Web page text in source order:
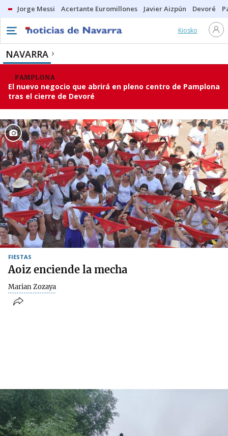
Jorge Messi Acertante Euromillones Javier Aizpún Devoré
Kiosko
NAVARRA
PAMPLONA
El nuevo negocio que abrirá en pleno centro de Pamplona
tras el cierre de Devoré
FIESTAS
Aoiz enciende la mecha
Marian Zozaya